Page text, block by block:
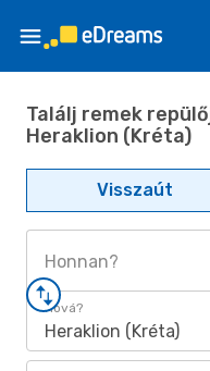
Találj remek
Heraklion (Kréta)
Visszaút
Honnan?
Hová?
Heraklion (Kréta)